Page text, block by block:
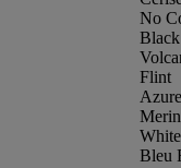
No
Black
Flint
Azure
White
Bleu